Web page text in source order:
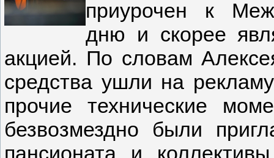
приурочен к
дню и скорее
акцией. По словам
средства ушли на
прочие технические
безвозмездно были
пансионата и